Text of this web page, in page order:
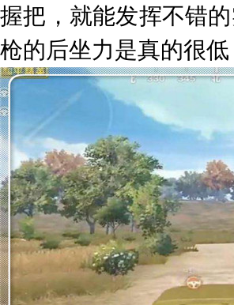
握把，就能发挥不错
枪的后坐力是真的很